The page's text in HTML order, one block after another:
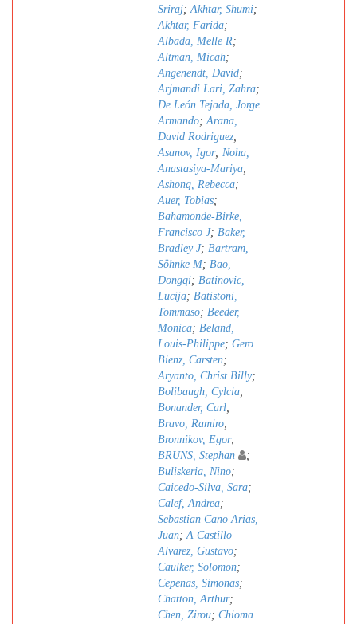
Sriraj;Akhtar, Shumi;
Akhtar, Farida;
Albada, Melle R;
Altman, Micah;
Angenendt, David;
Arjmandi Lari, Zahra;
De León Tejada, Jorge
Armando;Arana,
David Rodriguez;
Asanov, Igor; Noha,
Anastasiya-Mariya;
Ashong, Rebecca;
Auer, Tobias;
Bahamonde-Birke,
Francisco J; Baker,
Bradley J; Bartram,
Söhnke M; Bao,
Dongqi; Batinovic,
Lucija; Batistoni,
Tommaso; Beeder,
Monica; Beland,
Louis-Philippe; Gero
Bienz, Carsten;
Aryanto, Christ Billy;
Bolibaugh, Cylcia;
Bonander, Carl;
Bravo, Ramiro;
Bronnikov, Egor;
BRUNS, Stephan
;
Buliskeria, Nino;
Caicedo-Silva, Sara;
Calef, Andrea;
Sebastian Cano Arias,
Juan;A Castillo
Alvarez, Gustavo;
Caulker, Solomon;
Cepenas, Simonas;
Chatton, Arthur;
Chen, Zirou; Chioma